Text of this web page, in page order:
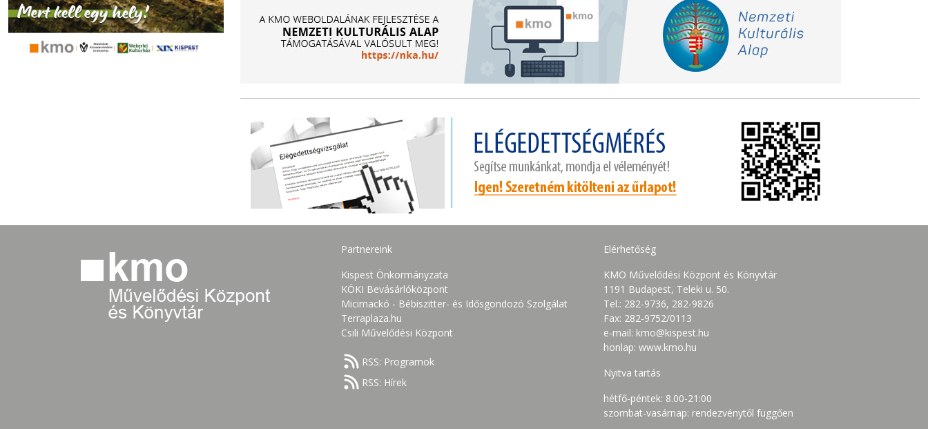
Partnereink
Kispest Önkormányzata
KÖKI Bevásárlóközpont
Micimackó - Bébiszitter- és Idősgondozó Szolgálat
Terraplaza.hu
Csili Művelődési Központ
RSS: Programok
RSS: Hírek
Elérhetőség
KMO Művelődési Központ és Könyvtár
1191 Budapest, Teleki u. 50.
Tel.: 282-9736, 282-9826
Fax: 282-9752/0113
e-mail: kmo@kispest.hu
honlap: www.kmo.hu
Nyitva tartás
hétfő-péntek: 8.00-21:00
szombat-vasárnap: rendezvénytől függően